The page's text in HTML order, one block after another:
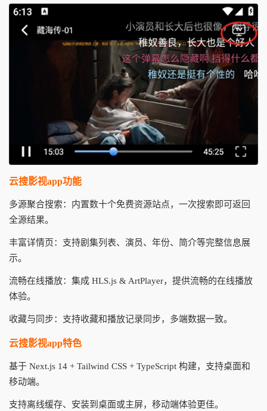
云搜影视app功能
多源聚合搜索：内置数十个免费资源站点，一次搜索即可返回
全源结果。
丰富详情页：支持剧集列表、演员、年份、简介等完整信息展
示。
流畅在线播放：集成 HLS.js & ArtPlayer，提供流畅的在线播放
体验。
收藏与同步：支持收藏和播放记录同步，多端数据一致。
云搜影视app特色
基于 Next.js 14 + Tailwind CSS + TypeScript 构建，支持桌面和
移动端。
支持离线缓存、安装到桌面或主屏，移动端体验更佳。